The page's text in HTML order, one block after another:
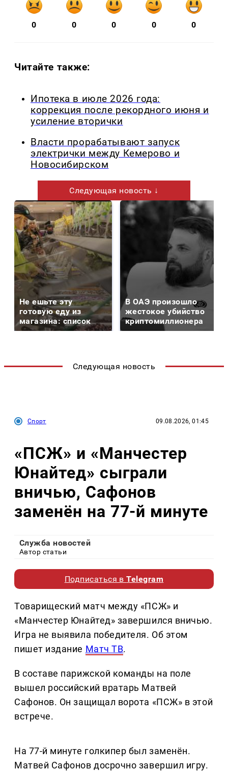
0 0 0 0 0
Читайте также:
Ипотека в июле 2026 года:
коррекция после рекордного июня и
усиление вторички
Власти прорабатывают запуск
электрички между Кемерово и
Новосибирском
Следующая новость ↓
Не ешьте эту
готовую еду из
магазина: список
В ОАЭ произошло
жестокое убийство
криптомиллионера
Следующая новость
Спорт 09.08.2026, 01:45
«ПСЖ» и «Манчестер
Юнайтед» сыграли
вничью, Сафонов
заменён на 77-й минуте
Служба новостей
Автор статьи
Подписаться вTelegram
Товарищеский матч между «ПСЖ» и
«Манчестер Юнайтед» завершился вничью.
Игра не выявила победителя. Об этом
пишет издание Матч ТВ.
В составе парижской команды на поле
вышел российский вратарь Матвей
Сафонов. Он защищал ворота «ПСЖ» в этой
встрече.
На 77-й минуте голкипер был заменён.
Матвей Сафонов досрочно завершил игру.